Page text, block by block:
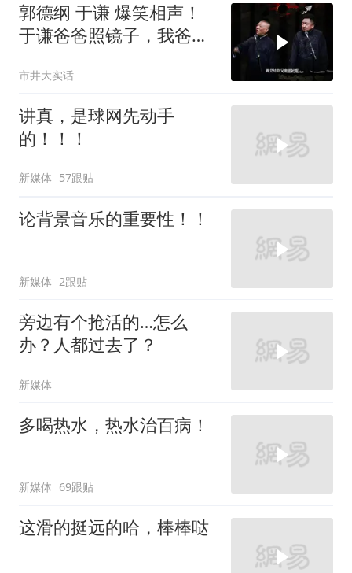
郭德纲 于谦 爆笑相声！
于谦爸爸照镜子，我爸爸
了
市井大实话
讲真，是球网先动手
的！！！
新媒体 57跟贴
论背景音乐的重要性！！
新媒体 2跟贴
旁边有个抢活的…怎么
办？人都过去了？
新媒体
多喝热水，热水治百病！
新媒体 69跟贴
这滑的挺远的哈，棒棒哒